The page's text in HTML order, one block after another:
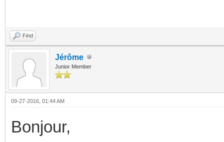
Find
Jérôme
Junior Member
09-27-2016, 01:44 AM
Bonjour,